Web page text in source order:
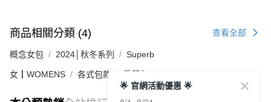
商品相關分類 (4) 查看全部
概念女包 2024│秋冬系列 Superb
女┃WOMENS 各式包款 肩背包
🌟 官網活動優惠 🌟